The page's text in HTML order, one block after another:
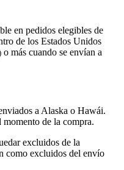
en pedidos elegibles de
de los Estados Unidos
o más cuando se envían a
a Alaska o Hawái.
de la compra.
excluidos de la
como excluidos del envío